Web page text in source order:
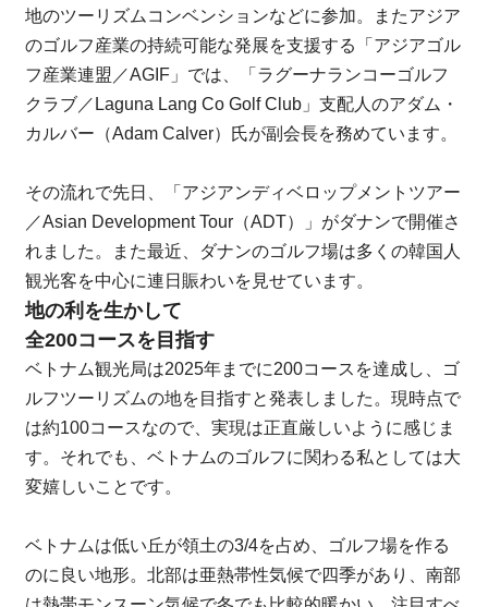
地のツーリズムコンベンションなどに参加。またアジア
のゴルフ産業の持続可能な発展を支援する「アジアゴル
フ産業連盟／AGIF」では、「ラグーナランコーゴルフ
クラブ／Laguna Lang Co Golf Club」支配人のアダム・
カルバー（Adam Calver）氏が副会長を務めています。
その流れで先日、「アジアンディベロップメントツアー
／Asian Development Tour（ADT）」がダナンで開催さ
れました。また最近、ダナンのゴルフ場は多くの韓国人
観光客を中心に連日賑わいを見せています。
地の利を生かして
全200コースを目指す
ベトナム観光局は2025年までに200コースを達成し、ゴ
ルフツーリズムの地を目指すと発表しました。現時点で
は約100コースなので、実現は正直厳しいように感じま
す。それでも、ベトナムのゴルフに関わる私としては大
変嬉しいことです。
ベトナムは低い丘が領土の3/4を占め、ゴルフ場を作る
のに良い地形。北部は亜熱帯性気候で四季があり、南部